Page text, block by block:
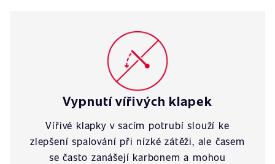
Vypnutí vířivých klapek
Vířivé klapky v sacím potrubí slouží ke
zlepšení spalování při nízké zátěži, ale časem
se často zanášejí karbonem a mohou